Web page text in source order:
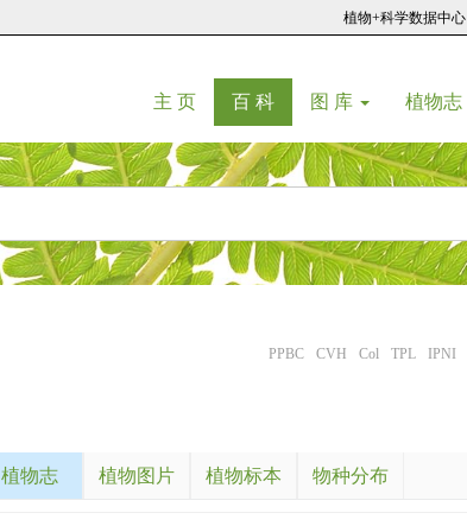
植物+科学数据中心
主 页(current)
百 科(current)
图 库 植物志
PPBC CVH Col TPL IPNI
植物志 植物图片 植物标本 物种分布